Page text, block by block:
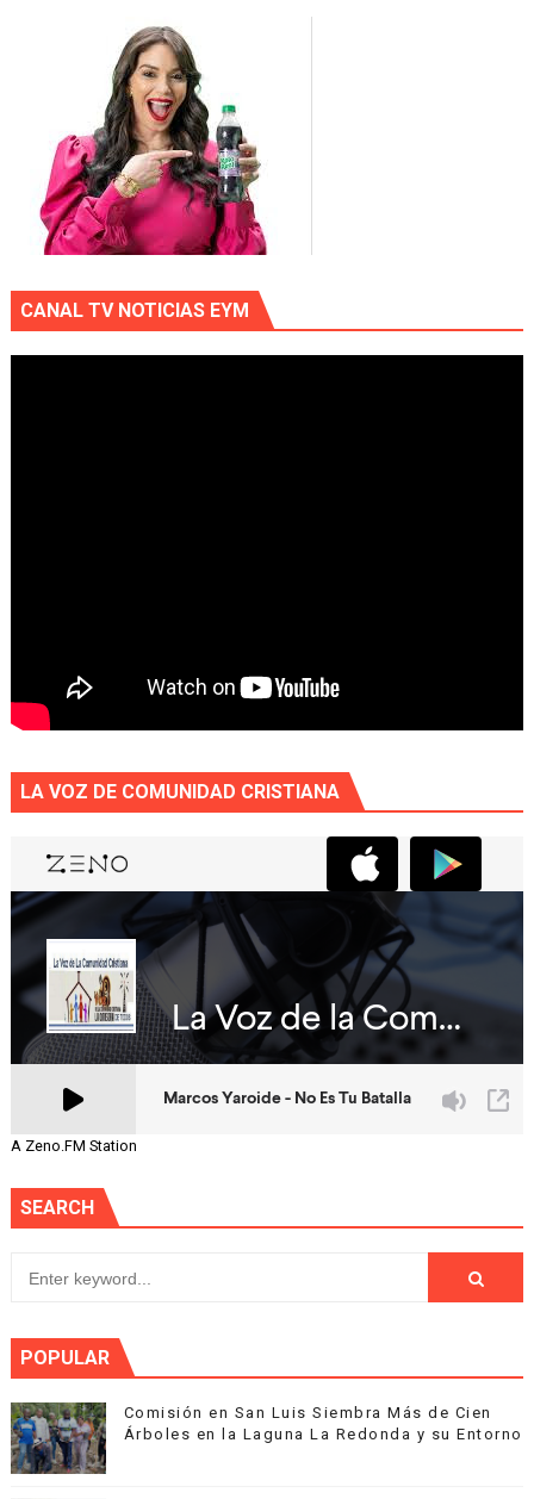
CANAL TV NOTICIAS EYM
LA VOZ DE COMUNIDAD CRISTIANA
A Zeno.FM Station
SEARCH
POPULAR
Comisión en San Luis Siembra Más de Cien
Árboles en la Laguna La Redonda y su Entorno